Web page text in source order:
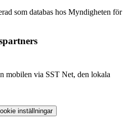
som databas hos Myndigheten för
mobilen via SST Net, den lokala
inställningar